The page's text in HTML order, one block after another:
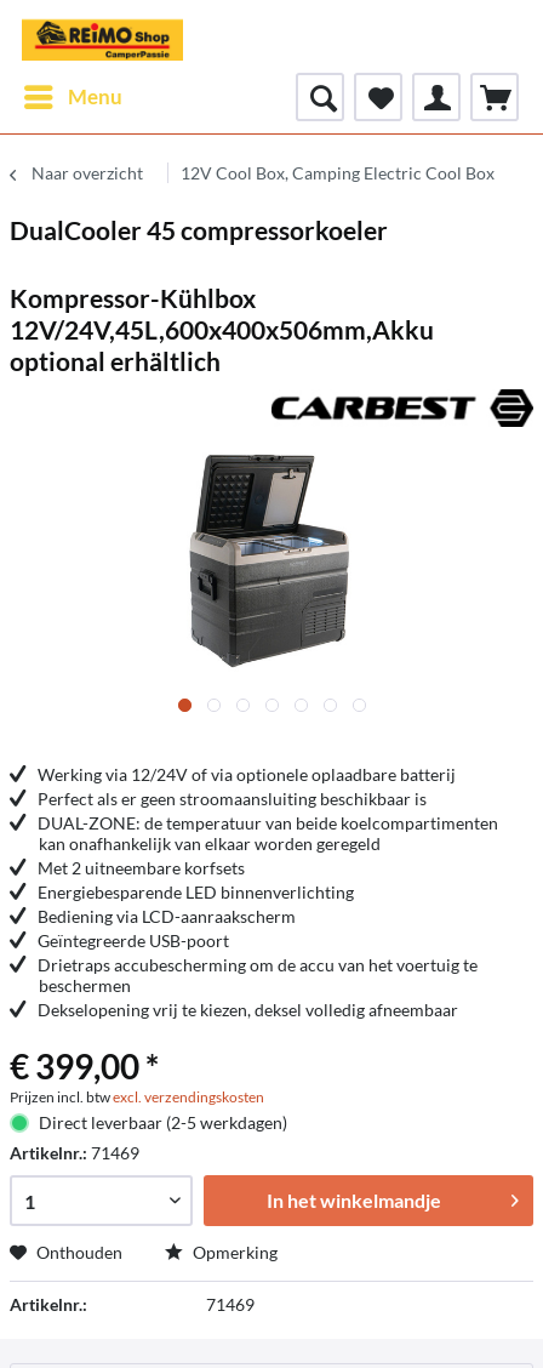
Menu
Naar overzicht 12V Cool Box, Camping Electric Cool Box
DualCooler 45 compressorkoeler
Kompressor-Kühlbox
12V/24V,45L,600x400x506mm,Akku
optional erhältlich
Werking via 12/24V of via optionele oplaadbare batterij
Perfect als er geen stroomaansluiting beschikbaar is
DUAL-ZONE: de temperatuur van beide koelcompartimenten
kan onafhankelijk van elkaar worden geregeld
Met 2 uitneembare korfsets
Energiebesparende LED binnenverlichting
Bediening via LCD-aanraakscherm
Geïntegreerde USB-poort
Drietraps accubescherming om de accu van het voertuig te
beschermen
Dekselopening vrij te kiezen, deksel volledig afneembaar
€ 399,00 *
Prijzen incl. btwexcl. verzendingskosten
Direct leverbaar (2-5 werkdagen)
Artikelnr.: 71469
In het winkelmandje
Onthouden Opmerking
Artikelnr.: 71469